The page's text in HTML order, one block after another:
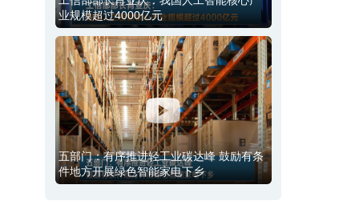
业规模超过4000亿元
五部门：有序推进轻工业碳达峰 鼓励有条
件地方开展绿色智能家电下乡